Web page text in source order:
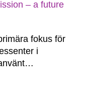
– a future
fokus för
i
kring den